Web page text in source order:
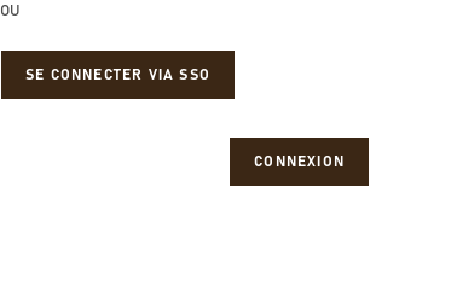
OU
SE CONNECTER VIA SSO
CONNEXION